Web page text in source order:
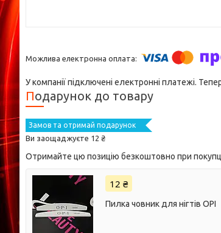
У компанії підключені електронні платежі.
Подарунок до товару
Замов та отримай подарунок
Ви заощаджуєте 12 ₴
Отримайте цю позицію безкоштовно при
12 ₴
Пилка човник для нігтів OPI